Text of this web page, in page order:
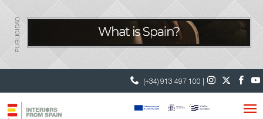
PUBLICIDAD
(+34) 913 497 100 |